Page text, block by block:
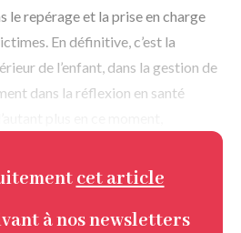
le repérage et la prise en charge
En définitive, c’est la
de l’enfant, dans la gestion de
dans la réflexion en santé
cet article
à nos newsletters